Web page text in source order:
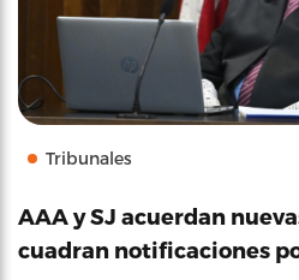
Tribunales
AAA y SJ acuerdan
cuadran notificaciones